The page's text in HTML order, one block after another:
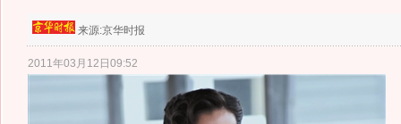
来源:京华时报
2011年03月12日09:52